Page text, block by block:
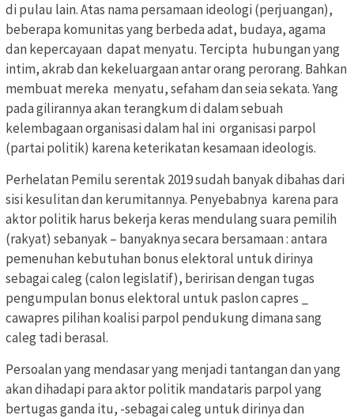
di pulau lain. Atas nama persamaan ideologi (perjuangan),
beberapa komunitas yang berbeda adat, budaya, agama
dan kepercayaan dapat menyatu. Tercipta hubungan yang
intim, akrab dan kekeluargaan antar orang perorang. Bahkan
membuat mereka menyatu, sefaham dan seia sekata. Yang
pada gilirannya akan terangkum di dalam sebuah
kelembagaan organisasi dalam hal ini organisasi parpol
(partai politik) karena keterikatan kesamaan ideologis.
Perhelatan Pemilu serentak 2019 sudah banyak dibahas dari
sisi kesulitan dan kerumitannya. Penyebabnya karena para
aktor politik harus bekerja keras mendulang suara pemilih
(rakyat) sebanyak – banyaknya secara bersamaan : antara
pemenuhan kebutuhan bonus elektoral untuk dirinya
sebagai caleg (calon legislatif), beririsan dengan tugas
pengumpulan bonus elektoral untuk paslon capres _
cawapres pilihan koalisi parpol pendukung dimana sang
caleg tadi berasal.
Persoalan yang mendasar yang menjadi tantangan dan yang
akan dihadapi para aktor politik mandataris parpol yang
bertugas ganda itu, -sebagai caleg untuk dirinya dan